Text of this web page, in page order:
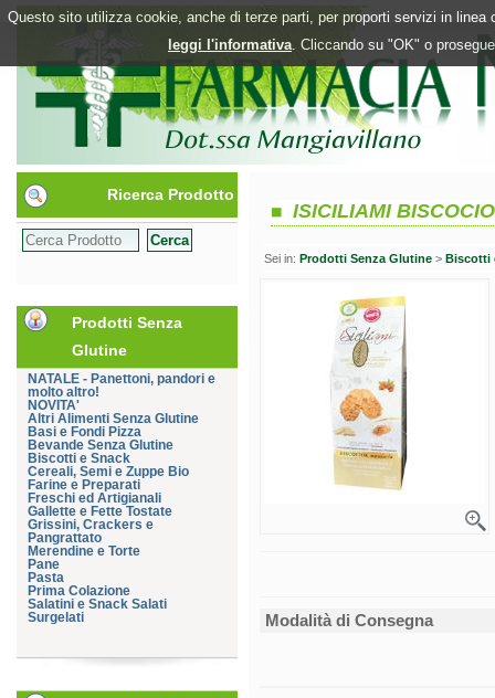
Questo sito utilizza cookie, anche di terze parti, per proporti servizi in
leggi l'informativa. Cliccando su "OK" o
Ricerca Prodotto
Prodotti Senza
Glutine
NATALE - Panettoni, pandori e
molto altro!
NOVITA'
Altri Alimenti Senza Glutine
Basi e Fondi Pizza
Bevande Senza Glutine
Biscotti e Snack
Cereali, Semi e Zuppe Bio
Farine e Preparati
Freschi ed Artigianali
Gallette e Fette Tostate
Grissini, Crackers e
Pangrattato
Merendine e Torte
Pane
Pasta
Prima Colazione
Salatini e Snack Salati
Surgelati
ISICILIAMI
Sei in: Prodotti Senza Glutine > Biscotti
Modalità di Consegna